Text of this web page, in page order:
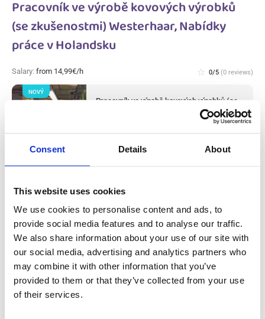
Consent Details About
This website uses cookies
We use cookies to personalise content and ads, to
provide social media features and to analyse our traffic.
We also share information about your use of our site with
our social media, advertising and analytics partners who
may combine it with other information that you’ve
provided to them or that they’ve collected from your use
of their services.
Pracovník ve výrobě kovových výrobků
(se zkušenostmi) Westerhaar, Nabídky
práce v Holandsku
Salary: from 14,99€/h star_border 0/5 (0 reviews)
Pracovník ve výrobě kovových výrobků (se
zkušenostmi) Westerhaar, Nabídky práce
NOVÝ
Pracovník výroby masa a úklidu v masném
závodě (s praxí) Haarlem, Nabídky práce v
Holandsku
Salary:from 14,99€/h